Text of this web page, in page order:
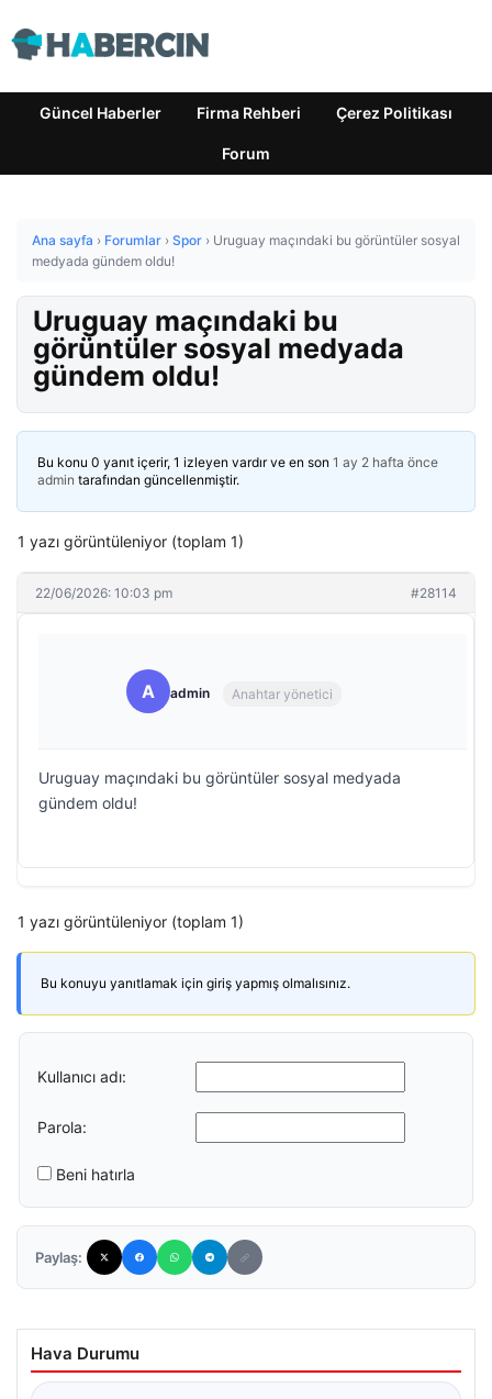
Güncel Haberler Firma Rehberi Çerez Politikası
Forum
Ana sayfa › Forumlar › Spor › Uruguay maçındaki bu görüntüler sosyal
medyada gündem oldu!
Uruguay maçındaki bu
görüntüler sosyal medyada
gündem oldu!
Bu konu 0 yanıt içerir, 1 izleyen vardır ve en son 1 ay 2 hafta önce
admin tarafından güncellenmiştir.
1 yazı görüntüleniyor (toplam 1)
22/06/2026: 10:03 pm #28114
A admin Anahtar yönetici
Uruguay maçındaki bu görüntüler sosyal medyada
gündem oldu!
1 yazı görüntüleniyor (toplam 1)
Bu konuyu yanıtlamak için giriş yapmış olmalısınız.
Kullanıcı adı:
Parola:
Beni hatırla
Paylaş:
Hava Durumu